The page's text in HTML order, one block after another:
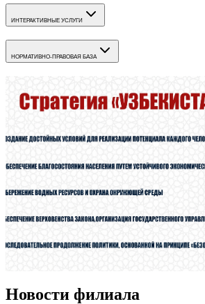
ИНТЕРАКТИВНЫЕ УСЛУГИ
НОРМАТИВНО-ПРАВОВАЯ БАЗА
Новости филиала